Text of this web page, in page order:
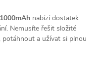
1000mAh nabízí dostatek
Nemusíte řešit složité
a užívat si plnou